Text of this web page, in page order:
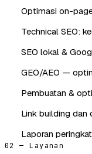
Optimasi on-
Technical SEO:
SEO lokal &
GEO/AEO —
Pembuatan &
Link building dan
Laporan
02 — Layanan